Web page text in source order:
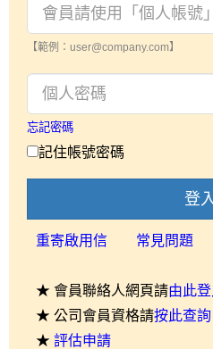
【範例：user@company.com】
忘記密碼
記住帳號密碼
登
重寄啟用信 常見問題
★ 會員聯絡人網頁請由此登
★ 公司會員資格請按此查詢
★ 評估申請